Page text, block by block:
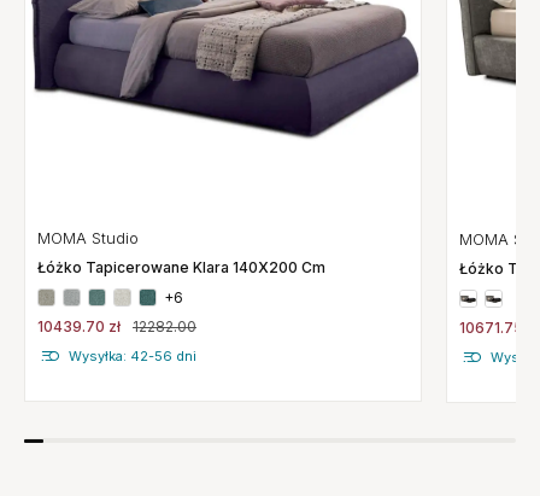
MOMA Studio
Łóżko Tapicerowane Klara 140X200 Cm
+6
10439.70 zł
12282.00
Wysyłka: 42-56 dni
MOMA
Łóżko
10671.75 zł